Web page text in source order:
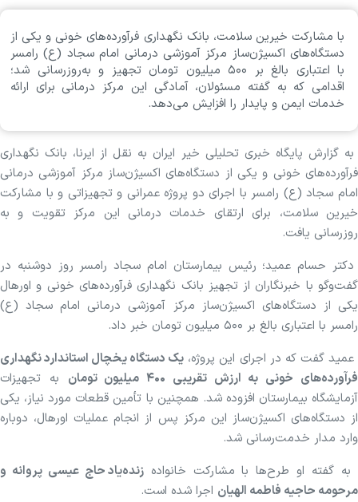
با مشارکت خیرین سلامت، بانک نگهداری فرآورده‌های خونی و یکی از
دستگاه‌های اکسیژن‌ساز مرکز آموزشی درمانی امام سجاد (ع) رامسر
با اعتباری بالغ بر ۵۰۰ میلیون تومان تجهیز و به‌روزرسانی شد؛
اقدامی که به گفته مسئولان، آمادگی این مرکز درمانی برای ارائه
خدمات ایمن و پایدار را افزایش می‌دهد.
به گزارش پایگاه خبری تحلیلی خیر ایران به نقل از ایرنا، بانک نگهداری
فرآورده‌های خونی و یکی از دستگاه‌های اکسیژن‌ساز مرکز آموزشی درمانی
امام سجاد (ع) رامسر با اجرای دو پروژه عمرانی و تجهیزاتی و با مشارکت
خیرین سلامت، برای ارتقای خدمات درمانی این مرکز تقویت و به
روزرسانی یافت.
دکتر حسام عمید؛ رئیس بیمارستان امام سجاد رامسر روز دوشنبه در
گفت‌و‌گو با خبرنگاران از تجهیز بانک نگهداری فرآورده‌های خونی و اورهال
یکی از دستگاه‌های اکسیژن‌ساز مرکز آموزشی درمانی امام سجاد (ع)
رامسر با اعتباری بالغ بر ۵۰۰ میلیون تومان خبر داد.
عمید گفت که در اجرای این پروژه، یک دستگاه یخچال استاندارد نگهداری
فرآورده‌های خونی به ارزش تقریبی ۴۰۰ میلیون تومان
به تجهیزات
آزمایشگاه بیمارستان افزوده شد. همچنین با تأمین قطعات مورد نیاز، یکی
از دستگاه‌های اکسیژن‌ساز این مرکز پس از انجام عملیات اورهال، دوباره
وارد مدار خدمت‌رسانی شد.
به گفته او طرح‌ها با مشارکت خانوادهزنده‌یاد حاج عیسی پروانه و
مرحومه حاجیه فاطمه الهیان اجرا شده است.